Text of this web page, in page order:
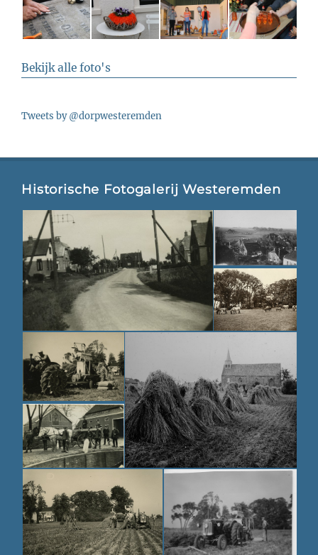
Bekijk alle foto's
Tweets by @dorpwesteremden
Historische Fotogalerij Westeremden